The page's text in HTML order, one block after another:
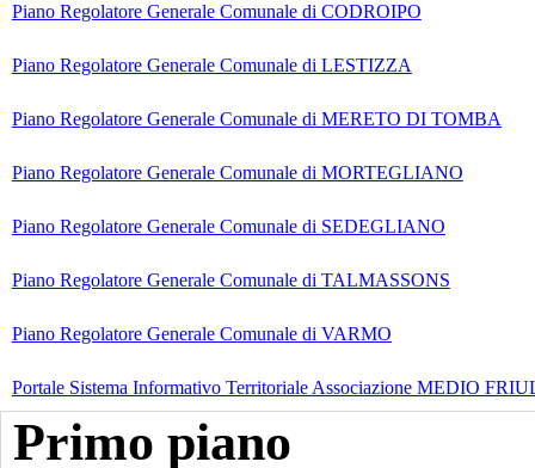
Piano Regolatore Generale Comunale di CODROIPO
Piano Regolatore Generale Comunale di LESTIZZA
Piano Regolatore Generale Comunale di MERETO DI TOMBA
Piano Regolatore Generale Comunale di MORTEGLIANO
Piano Regolatore Generale Comunale di SEDEGLIANO
Piano Regolatore Generale Comunale di TALMASSONS
Piano Regolatore Generale Comunale di VARMO
Portale Sistema Informativo Territoriale Associazione MEDIO
Primo piano